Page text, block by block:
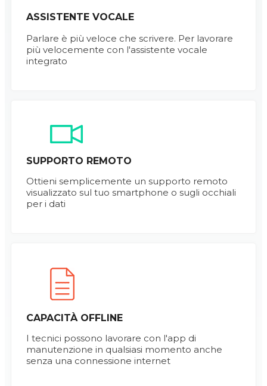
ASSISTENTE VOCALE
Parlare è più veloce che scrivere. Per lavorare
più velocemente con l'assistente vocale
integrato
SUPPORTO REMOTO
Ottieni semplicemente un supporto remoto
visualizzato sul tuo smartphone o sugli occhiali
per i dati
CAPACITÀ OFFLINE
I tecnici possono lavorare con l'app di
manutenzione in qualsiasi momento anche
senza una connessione internet